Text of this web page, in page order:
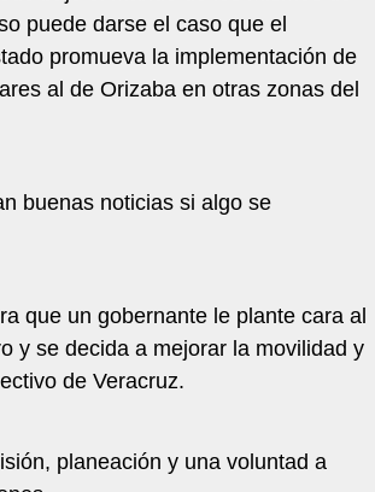
puede darse el caso que el
promueva la implementación de
al de Orizaba en otras zonas del
buenas noticias si algo se
que un gobernante le plante cara al
y se decida a mejorar la movilidad y
de Veracruz.
planeación y una voluntad a